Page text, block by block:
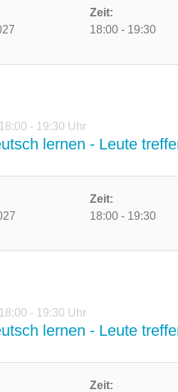
Zeit:
18:00 - 19:30
18:00 - 19:30 Uhr
lernen - Leute
Zeit:
18:00 - 19:30
18:00 - 19:30 Uhr
lernen - Leute
Zeit: